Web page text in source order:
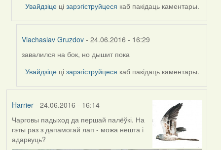
Harrier
Увайдзіце цізарэгіструйцеся каб пакідаць каментары.
Viachaslav Gruzdov - 24.06.2016 - 16:29
In
reply
by
завалился на бок, но дышит пока
Увайдзіце цізарэгіструйцеся каб пакідаць каментары.
Harrier- 24.06.2016 - 16:14
Чарговы падыход да першай палёўкі. На
гэты раз з дапамогай лап - можа нешта і
адарвуць?